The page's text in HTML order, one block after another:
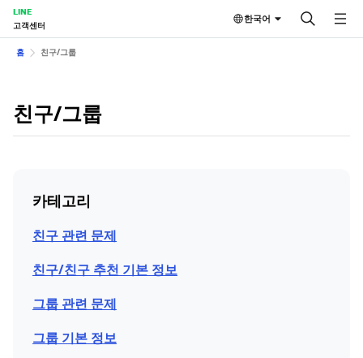
LINE
고객센터
한국어
홈 친구/그룹
친구/그룹
카테고리
친구 관련 문제
친구/친구 추천 기본 정보
그룹 관련 문제
그룹 기본 정보